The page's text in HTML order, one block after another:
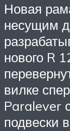
Новая
несущим
нового R
вилке
Paralever
подвески